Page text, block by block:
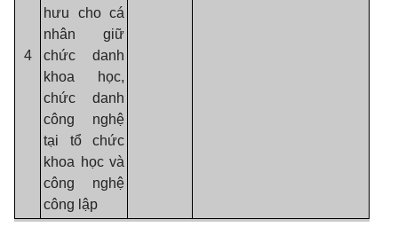
4
hưu cho cá
nhân giữ
chức danh
khoa học,
chức danh
công nghệ
tại tổ chức
khoa học và
công nghệ
công lập